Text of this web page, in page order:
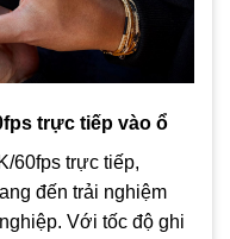
trực tiếp vào ổ
60fps trực tiếp,
đến trải nghiệm
Với tốc độ ghi